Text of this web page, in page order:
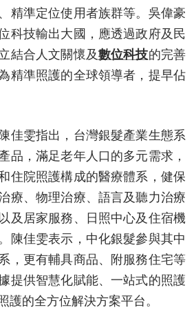
精準定位使用者族群等。吳偉豪
科技輸出大國，應透過政府及民
結合人文關懷及數位科技的完善
精準照護的全球領導者，提早佔
佳雯指出，台灣銀髮產業生態系
品，滿足老年人口的多元需求，
住院照護構成的醫療體系，健保
療、物理治療、語言及聽力治療
及居家服務、日照中心及住宿機
陳佳雯表示，中化銀髮參與其中
，更有輔具商品、附服務住宅等
提供智慧化賦能、一站式的照護
護的全方位解決方案平台。